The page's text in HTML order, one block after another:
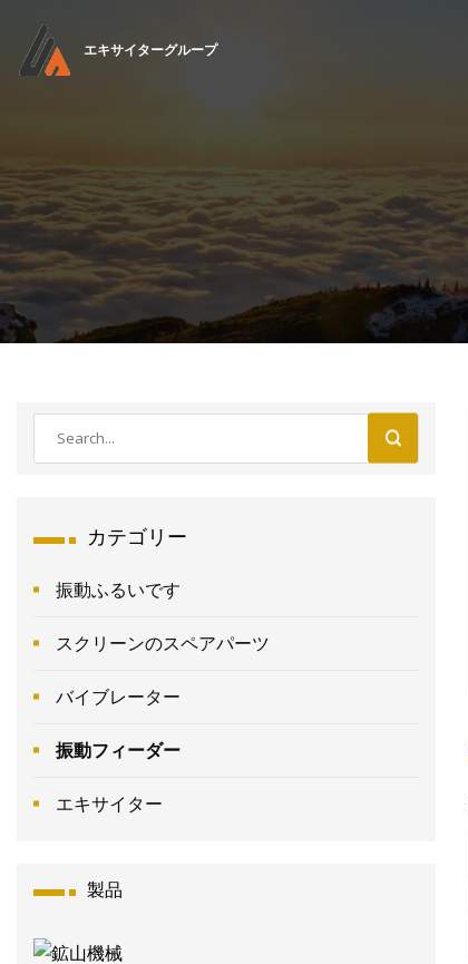
エキサイターグループ
カテゴリー
振動ふるいです
スクリーンのスペアパーツ
バイブレーター
振動フィーダー
エキサイター
製品